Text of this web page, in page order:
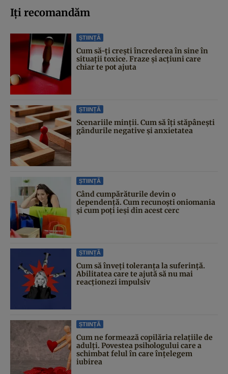
Iți recomandăm
ȘTIINȚĂ
Cum să-ți crești încrederea în sine în
situații toxice. Fraze și acțiuni care
chiar te pot ajuta
ȘTIINȚĂ
Scenariile minții. Cum să îți stăpânești
gândurile negative și anxietatea
ȘTIINȚĂ
Când cumpărăturile devin o
dependență. Cum recunoști oniomania
și cum poți ieși din acest cerc
ȘTIINȚĂ
Cum să înveți toleranța la suferință.
Abilitatea care te ajută să nu mai
reacționezi impulsiv
ȘTIINȚĂ
Cum ne formează copilăria relațiile de
adulți. Povestea psihologului care a
schimbat felul în care înțelegem
iubirea